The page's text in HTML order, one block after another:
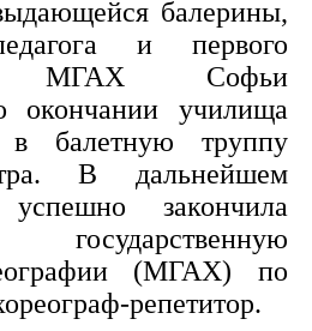
балерины,
и первого
МГАХ Софьи
окончании училища
балетную труппу
В дальнейшем
закончила
(МГАХ) по
репетитор.